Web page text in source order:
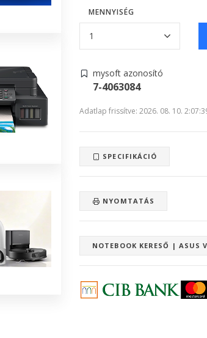
MENNYISÉG
mysoft azonosító
7-4063084
Adatlap frissítve: 2026. 08. 10.
SPECIFIKÁCIÓ
NYOMTATÁS
NOTEBOOK KERESŐ | ASUS